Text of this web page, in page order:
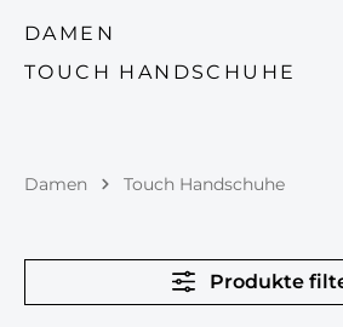
DAMEN
TOUCH HANDSCHUHE
Damen Touch Handschuhe
Produkte